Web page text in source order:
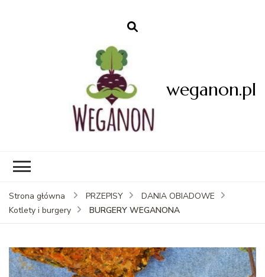
weganon.pl
Strona główna PRZEPISY
DANIA OBIADOWE
Kotlety i burgery
BURGERY WEGANONA